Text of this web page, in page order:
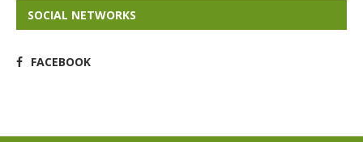
SOCIAL NETWORKS
FACEBOOK